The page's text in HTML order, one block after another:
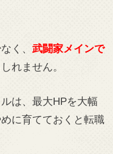
く、 武闘家メインで
れません。
は、最大HPを大幅
に育てておくと転職